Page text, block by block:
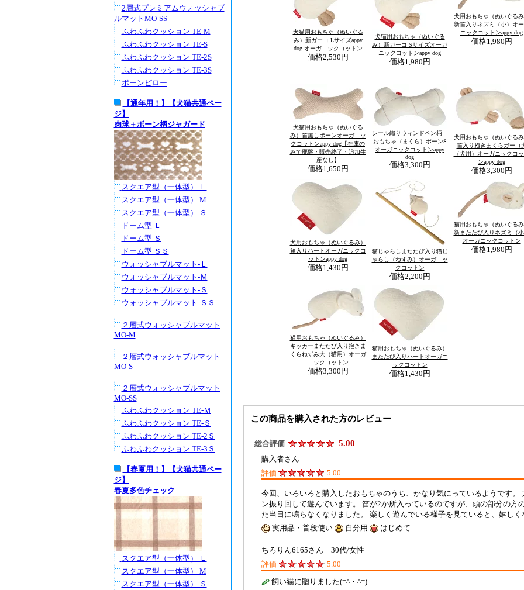
2層式プレミアムウォッシャブ
ルマットMO-SS
ふわふわクッション TE-M
ふわふわクッション TE-S
ふわふわクッション TE-2S
ふわふわクッション TE-3S
ボーンピロー
【通年用！】【犬猫共通ペー
ジ】
肉球＋ボーン柄ジャガード
スクエア型（一体型） Ｌ
スクエア型（一体型） M
スクエア型（一体型） Ｓ
ドーム型 Ｌ
ドーム型 Ｓ
ドーム型 ＳＳ
ウォッシャブルマット-Ｌ
ウォッシャブルマット-Ｍ
ウォッシャブルマット-Ｓ
ウォッシャブルマット-ＳＳ
２層式ウォッシャブルマット
MO-M
２層式ウォッシャブルマット
MO-S
２層式ウォッシャブルマット
MO-SS
ふわふわクッション TE-Ｍ
ふわふわクッション TE-Ｓ
ふわふわクッション TE-2Ｓ
ふわふわクッション TE-3Ｓ
【春夏用！】【犬猫共通ペー
ジ】
春夏多色チェック
スクエア型（一体型） Ｌ
スクエア型（一体型） M
スクエア型（一体型） Ｓ
犬猫用おもちゃ（ぬいぐる
み）新ガーコ Lサイズappy
dog オーガニックコットン
価格2,530円
犬猫用おもちゃ（ぬいぐる
み）新ガーコ Sサイズオーガ
ニックコットンappy dog
価格1,980円
犬用おもちゃ（ぬいぐる
新笛入りネズミ（小）オ
ニックコットンappy dog
価格1,980円
犬猫用おもちゃ（ぬいぐる
み）笛無しボーンオーガニッ
クコットンappy dog【在庫の
みで廃盤・販売終了・追加生
産なし】
価格1,650円
シール織りウィンドペン柄
おもちゃ（まくら）ボーンS
オーガニックコットンappy
dog
価格3,300円
犬用おもちゃ（ぬいぐる
笛入り抱きまくらガーコ
（犬用）オーガニックコ
ンappy dog
価格3,300円
犬用おもちゃ（ぬいぐるみ）
笛入りハートオーガニックコ
ットンappy dog
価格1,430円
猫じゃらしまたたび入り猫じ
ゃらし（ねずみ）オーガニッ
クコットン
価格2,200円
猫用おもちゃ（ぬいぐる
新またたび入りネズミ（
オーガニックコットン
価格1,980円
猫用おもちゃ（ぬいぐるみ）
キッカーまたたび入り抱きま
くらねずみ大（猫用）オーガ
ニックコットン
価格3,300円
猫用おもちゃ（ぬいぐるみ）
またたび入りハートオーガニ
ックコットン
価格1,430円
この商品を購入された方のレビュー
総合評価 5.00
購入者さん
評価
5.00
今回、いろいろと購入したおもちゃのうち、かなり気にっているようです。
ン振り回して遊んでいます。 笛が2か所入っているのですが、頭の部分の方
た当日に鳴らなくなりました。 楽しく遊んでいる様子を見ていると、嬉し
実用品・普段使い
自分用 はじめて
ちろりん6165さん 30代/女性
評価
5.00
飼い猫に贈りました(=^・^=)